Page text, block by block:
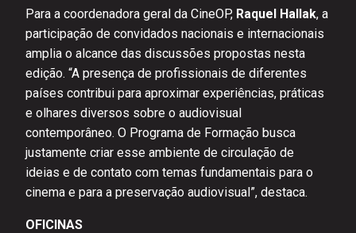
Para a coordenadora geral da CineOP, Raquel Hallak, a
participação de convidados nacionais e internacionais
amplia o alcance das discussões propostas nesta
edição. “A presença de profissionais de diferentes
países contribui para aproximar experiências, práticas
e olhares diversos sobre o audiovisual
contemporâneo. O Programa de Formação busca
justamente criar esse ambiente de circulação de
ideias e de contato com temas fundamentais para o
cinema e para a preservação audiovisual”, destaca.
OFICINAS